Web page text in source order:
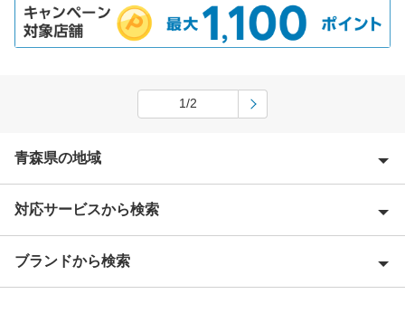
1/2
青森県の地域
青森市
北津軽郡
対応サービスから検索
Award 受賞店
ブランドから検索